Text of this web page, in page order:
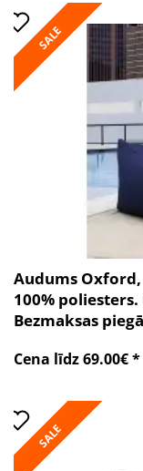
SALE
Audums
100%
Bezmaksas
Cena līdz 69.00€ *
SALE